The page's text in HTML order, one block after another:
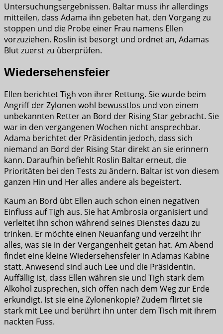
Untersuchungsergebnissen. Baltar muss ihr allerdings
mitteilen, dass Adama ihn gebeten hat, den Vorgang zu
stoppen und die Probe einer Frau namens Ellen
vorzuziehen. Roslin ist besorgt und ordnet an, Adamas
Blut zuerst zu überprüfen.
Wiedersehensfeier
Ellen berichtet Tigh von ihrer Rettung. Sie wurde beim
Angriff der Zylonen wohl bewusstlos und von einem
unbekannten Retter an Bord der Rising Star gebracht. Sie
war in den vergangenen Wochen nicht ansprechbar.
Adama berichtet der Präsidentin jedoch, dass sich
niemand an Bord der Rising Star direkt an sie erinnern
kann. Daraufhin befiehlt Roslin Baltar erneut, die
Prioritäten bei den Tests zu ändern. Baltar ist von diesem
ganzen Hin und Her alles andere als begeistert.
Kaum an Bord übt Ellen auch schon einen negativen
Einfluss auf Tigh aus. Sie hat Ambrosia organisiert und
verleitet ihn schon während seines Dienstes dazu zu
trinken. Er möchte einen Neuanfang und verzeiht ihr
alles, was sie in der Vergangenheit getan hat. Am Abend
findet eine kleine Wiedersehensfeier in Adamas Kabine
statt. Anwesend sind auch Lee und die Präsidentin.
Auffällig ist, dass Ellen währen sie und Tigh stark dem
Alkohol zusprechen, sich offen nach dem Weg zur Erde
erkundigt. Ist sie eine Zylonenkopie? Zudem flirtet sie
stark mit Lee und berührt ihn unter dem Tisch mit ihrem
nackten Fuss.